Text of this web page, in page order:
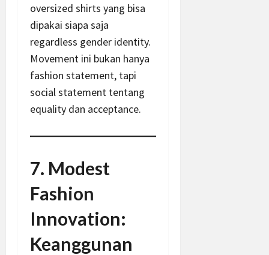
oversized shirts yang bisa
dipakai siapa saja
regardless gender identity.
Movement ini bukan hanya
fashion statement, tapi
social statement tentang
equality dan acceptance.
7. Modest
Fashion
Innovation:
Keanggunan